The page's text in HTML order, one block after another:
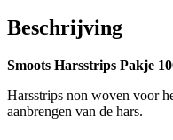
Beschrijving
Smoots Harsstrips Pakje
Harsstrips non woven voor
aanbrengen van de hars.